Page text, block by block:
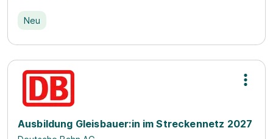
Neu
Ausbildung Gleisbauer:in im Streckennetz 2027